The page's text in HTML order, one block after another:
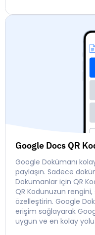
Google Docs QR
Google Dokümanı
paylaşın. Sadece
Dokümanlar için QR
QR Kodunuzun
özelleştirin. Google
erişim sağlayarak
uygun ve en kolay